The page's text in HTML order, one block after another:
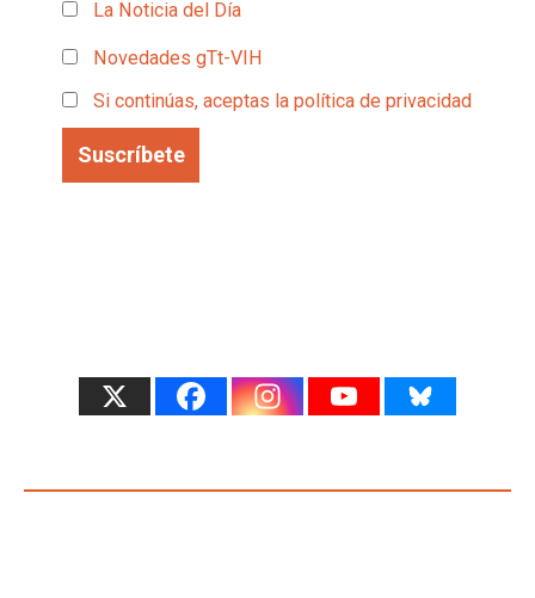
La Noticia del Día
Novedades gTt-VIH
Si continúas, aceptas la política de privacidad